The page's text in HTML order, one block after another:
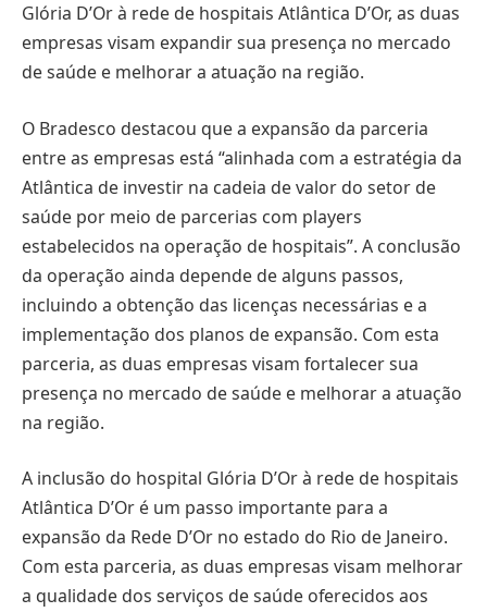
Glória D’Or à rede de hospitais Atlântica D’Or, as duas
empresas visam expandir sua presença no mercado
de saúde e melhorar a atuação na região.
O Bradesco destacou que a expansão da parceria
entre as empresas está “alinhada com a estratégia da
Atlântica de investir na cadeia de valor do setor de
saúde por meio de parcerias com players
estabelecidos na operação de hospitais”. A conclusão
da operação ainda depende de alguns passos,
incluindo a obtenção das licenças necessárias e a
implementação dos planos de expansão. Com esta
parceria, as duas empresas visam fortalecer sua
presença no mercado de saúde e melhorar a atuação
na região.
A inclusão do hospital Glória D’Or à rede de hospitais
Atlântica D’Or é um passo importante para a
expansão da Rede D’Or no estado do Rio de Janeiro.
Com esta parceria, as duas empresas visam melhorar
a qualidade dos serviços de saúde oferecidos aos